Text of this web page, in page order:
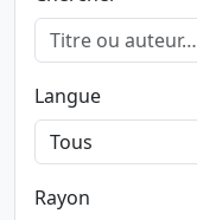
Langue
Rayon